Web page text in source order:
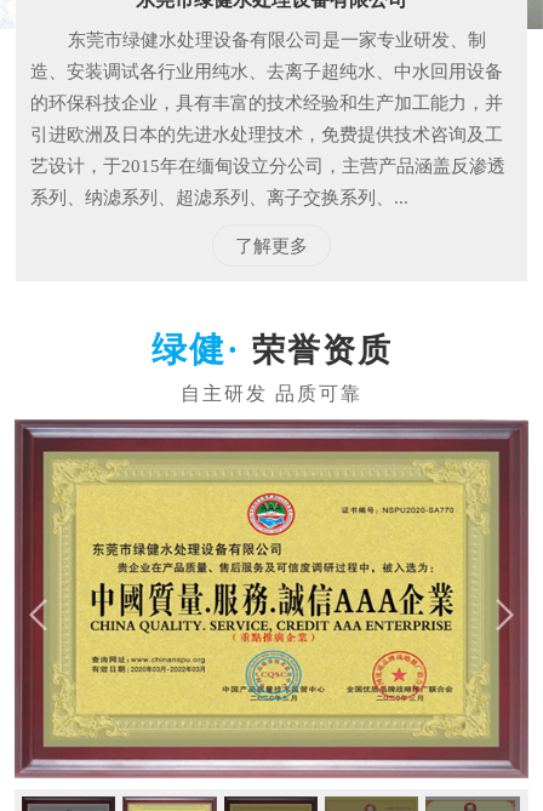
东莞市绿健水处理设备有限公司是一家专业研发、制
造、安装调试各行业用纯水、去离子超纯水、中水回用设备
的环保科技企业，具有丰富的技术经验和生产加工能力，并
引进欧洲及日本的先进水处理技术，免费提供技术咨询及工
艺设计，于2015年在缅甸设立分公司，主营产品涵盖反渗透
系列、纳滤系列、超滤系列、离子交换系列、...
了解更多
荣誉资质